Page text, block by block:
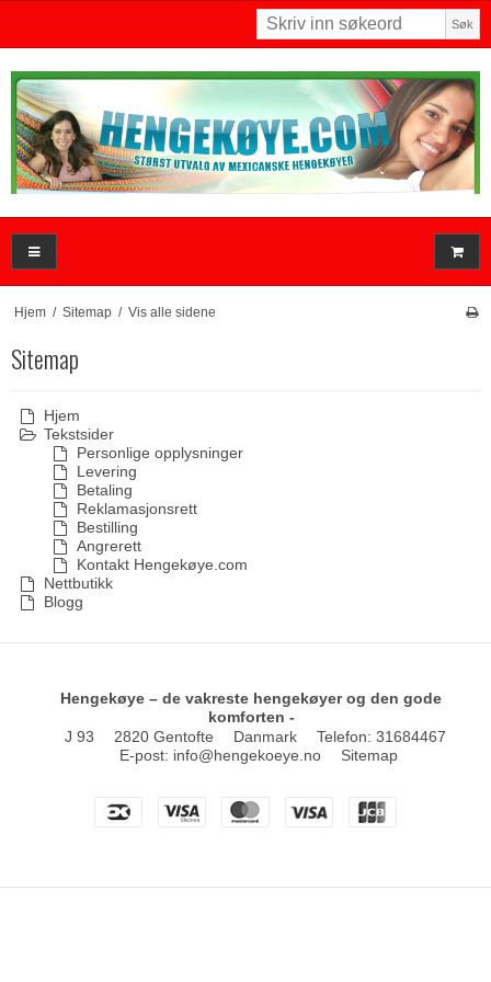
Søk
Hjem / Sitemap / Vis alle sidene
Sitemap
Hjem
Tekstsider
Personlige opplysninger
Levering
Betaling
Reklamasjonsrett
Bestilling
Angrerett
Kontakt Hengekøye.com
Nettbutikk
Blogg
Hengekøye – de vakreste hengekøyer og den gode
komforten -
J 93
2820 Gentofte Danmark Telefon: 31684467
E-post: info@hengekoeye.no Sitemap